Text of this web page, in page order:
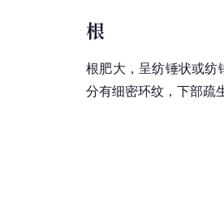
根
根肥大，呈纺锤状或
分有细密环纹，下部疏